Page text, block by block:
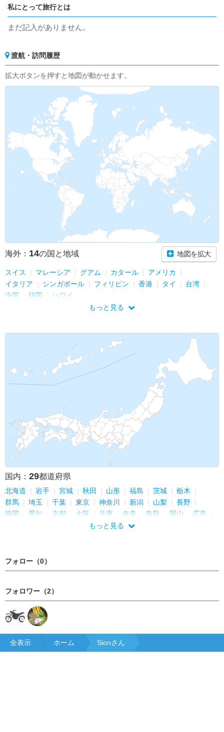
私にとって旅行とは
まだ記入がありません。
渡航・訪問履歴
拡大ボタンを押すと地図が動かせます。
海外： 14の国と地域 地図を拡大
スイス マレーシア グアム カタール
アメリカ
イタリア
シンガポール フィリピン 香港 タイ
台湾
中国
韓国
ハワイ
もっと見る
国内： 29都道府県
北海道 岩手 宮城 秋田 山形 福島 茨城
栃木
群馬
埼玉 千葉 東京 神奈川 新潟 山梨
長野
静岡
愛知 京都 大阪 兵庫 奈良 鳥取 岡山
広島
沖縄もっと見る
フォロー（0）
フォロワー（2）
全表示 ホーム Sionさん